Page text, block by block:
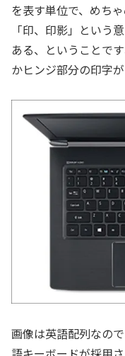
を表す単位で、めち
「印、印影」という
ある、ということで
かヒンジ部分の印字
画像は英語配列なの